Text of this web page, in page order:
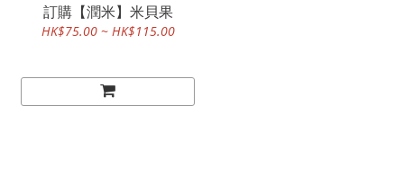
訂購【潤米】米貝果
HK$75.00 ~ HK$115.00